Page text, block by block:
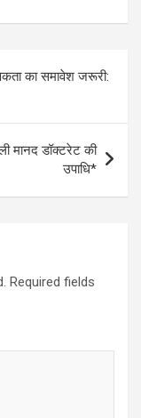
का समावेश जरूरी:
मानद डॉक्टरेट की
उपाधि*
Required fields